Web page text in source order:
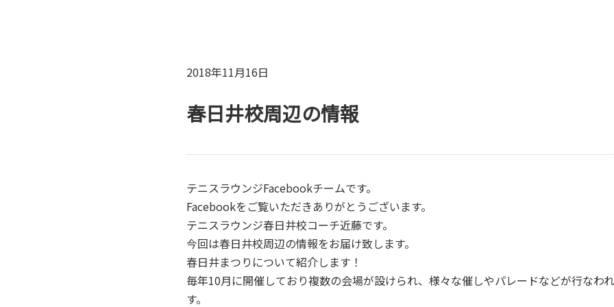
2018年11月16日
春日井校周辺の情報
テニスラウンジFacebookチームです。
Facebookをご覧いただきありがとうございます。
テニスラウンジ春日井校コーチ近藤です。
今回は春日井校周辺の情報をお届け致します。
春日井まつりについて紹介します！
毎年10月に開催しており複数の会場が設けられ、様々な催しやパレードなどが行なわ
す。